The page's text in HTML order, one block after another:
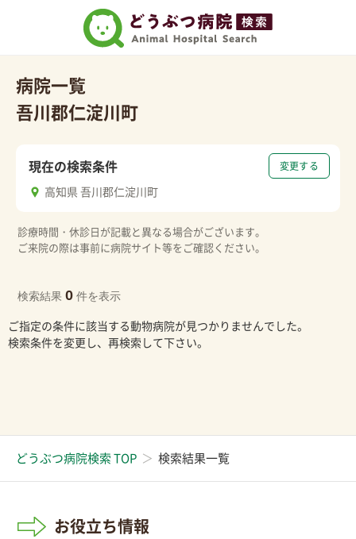
病院一覧
吾川郡仁淀川町
変更する
現在の検索条件
高知県 吾川郡仁淀川町
診療時間・休診日が記載と異なる場合がございます。
ご来院の際は事前に病院サイト等をご確認ください。
検索結果 0 件を表示
ご指定の条件に該当する動物病院が見つかりませんでした。
検索条件を変更し、再検索して下さい。
どうぶつ病院検索 TOP 検索結果一覧
お役立ち情報